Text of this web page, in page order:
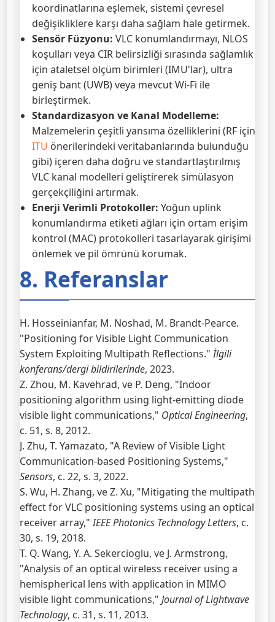
koordinatlarına eşlemek, sistemi çevresel
değişikliklere karşı daha sağlam hale getirmek.
Sensör Füzyonu: VLC konumlandırmayı, NLOS
koşulları veya CIR belirsizliği sırasında sağlamlık
için ataletsel ölçüm birimleri (IMU'lar), ultra
geniş bant (UWB) veya mevcut Wi-Fi ile
birleştirmek.
Standardizasyon ve Kanal Modelleme:
Malzemelerin çeşitli yansıma özelliklerini (RF için
ITU önerilerindeki veritabanlarında bulunduğu
gibi) içeren daha doğru ve standartlaştırılmış
VLC kanal modelleri geliştirerek simülasyon
gerçekçiliğini artırmak.
Enerji Verimli Protokoller: Yoğun uplink
konumlandırma etiketi ağları için ortam erişim
kontrol (MAC) protokolleri tasarlayarak girişimi
önlemek ve pil ömrünü korumak.
8. Referanslar
H. Hosseinianfar, M. Noshad, M. Brandt-Pearce.
"Positioning for Visible Light Communication
System Exploiting Multipath Reflections."İlgili
konferans/dergi bildirilerinde, 2023.
Z. Zhou, M. Kavehrad, ve P. Deng, "Indoor
positioning algorithm using light-emitting diode
visible light communications," Optical Engineering,
c. 51, s. 8, 2012.
J. Zhu, T. Yamazato, "A Review of Visible Light
Communication-based Positioning Systems,"
Sensors, c. 22, s. 3, 2022.
S. Wu, H. Zhang, ve Z. Xu, "Mitigating the multipath
effect for VLC positioning systems using an optical
receiver array,"IEEE Photonics Technology Letters, c.
30, s. 19, 2018.
T. Q. Wang, Y. A. Sekercioglu, ve J. Armstrong,
"Analysis of an optical wireless receiver using a
hemispherical lens with application in MIMO
visible light communications," Journal of Lightwave
Technology, c. 31, s. 11, 2013.